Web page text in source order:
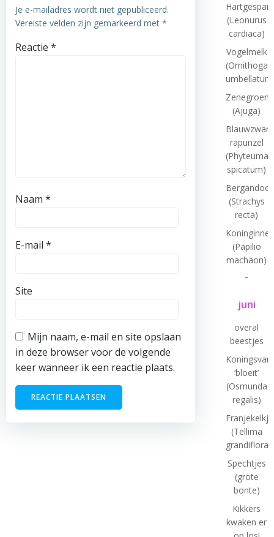
Je e-mailadres wordt niet gepubliceerd.
Vereiste velden zijn gemarkeerd met *
Reactie *
Naam *
E-mail *
Site
Mijn naam, e-mail en site opslaan
in deze browser voor de volgende
keer wanneer ik een reactie plaats.
Hartgespan
(Leonurus
cardiaca)
Vogelmelk
Zenegroen
(Ajuga)
rapunzel
(Phyteuma
spicatum)
(Strachys
recta)
(Papilio
machaon)
-
juni
overal
beestjes
‘bloeit’
(Osmunda
regalis)
(Tellima
grandiflora)
Spechtjes
(grote
bonte)
Kikkers
kwaken er